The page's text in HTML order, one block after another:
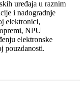
uređaja u raznim
i nadogradnje
elektronici,
NPU
elektronske
pouzdanosti.